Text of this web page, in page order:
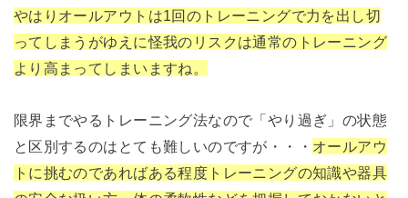
やはりオールアウトは1回のトレーニングで力を出し切
ってしまうがゆえに怪我のリスクは通常のトレーニング
より高まってしまいますね。
限界までやるトレーニング法なので「やり過ぎ」の状態
と区別するのはとても難しいのですが・・・ オールアウ
トに挑むのであればある程度トレーニングの知識や器具